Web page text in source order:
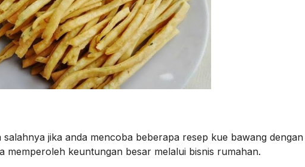
salahnya jika anda mencoba beberapa resep kue bawang
memperoleh keuntungan besar melalui bisnis rumahan.